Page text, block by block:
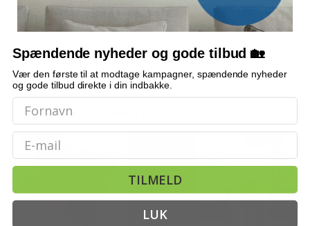
Er monteringen svær?
Bemærk: FAQ er vejledende information. Vi tager forbehold for fejl og
mangler, og oplysningerne er ikke juridisk bindende.
OFTE KØBT SAMMEN MED
TILBUD
Spændende nyheder og gode tilbud 🏡
Vær den første til at modtage kampagner, spændende nyheder
og gode tilbud direkte i din indbakke.
Email
TILMELD
LUK